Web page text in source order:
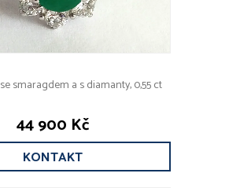
smaragdem a s diamanty, 0,55 ct
44 900 Kč
KONTAKT